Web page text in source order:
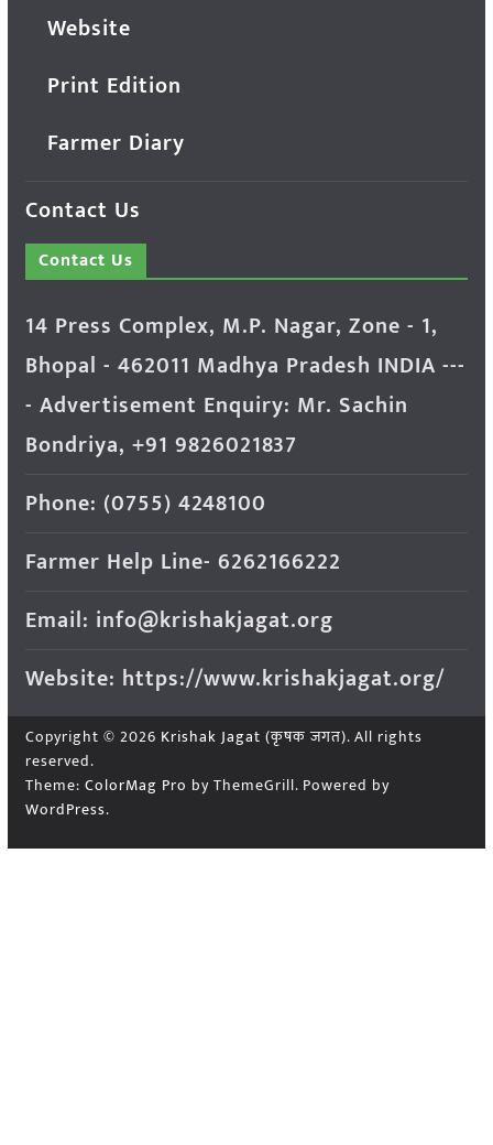
Website
Print Edition
Farmer Diary
Contact Us
Contact Us
14 Press Complex, M.P. Nagar, Zone - 1,
Bhopal - 462011 Madhya Pradesh INDIA ---
- Advertisement Enquiry: Mr. Sachin
Bondriya, +91 9826021837
Phone: (0755) 4248100
Farmer Help Line- 6262166222
Email: info@krishakjagat.org
Website: https://www.krishakjagat.org/
Copyright © 2026 Krishak Jagat (कृषक जगत). All rights
reserved.
Theme: ColorMag Pro by ThemeGrill. Powered by
WordPress.